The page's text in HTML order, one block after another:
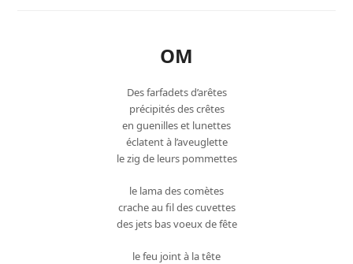
OM
Des farfadets d’arêtes
précipités des crêtes
en guenilles et lunettes
éclatent à l’aveuglette
le zig de leurs pommettes
le lama des comètes
crache au fil des cuvettes
des jets bas voeux de fête
le feu joint à la tête